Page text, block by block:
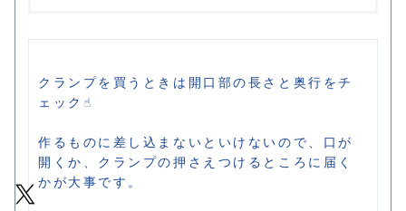
クランプを買うときは開口部の長さと奥行をチ
ェック☝️
作るものに差し込まないといけないので、口が
開くか、クランプの押さえつけるところに届く
かが大事です。